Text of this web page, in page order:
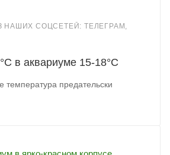
НАШИХ СОЦСЕТЕЙ: ТЕЛЕГРАМ,
в аквариуме 15-18°C
температура предательски